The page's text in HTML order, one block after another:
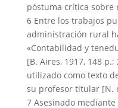
póstuma crítica sobre
6 Entre los trabajos
administración rural
«Contabilidad y
[B. Aires, 1917, 148
utilizado como texto
su profesor titular [N.
7 Asesinado